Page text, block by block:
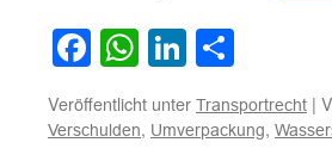
Facebook
WhatsApp
LinkedIn
Veröffentlicht unter Transportrecht |
Verschulden, Umverpackung,